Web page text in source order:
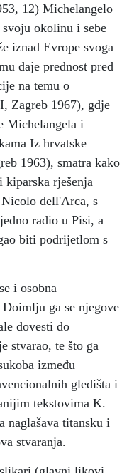
12) Michelangelo
okolinu i sebe
iznad Evrope svoga
daje prednost pred
na temu o
Zagreb 1967), gdje
Michelangela i
Iz hrvatske
1963), smatra kako
rješenja
Nicolo dell'Arca, s
radio u Pisi, a
biti podrijetlom s
i osobna
ga se njegove
dovesti do
stvarao, te što ga
između
gledišta i
tekstovima K.
naglašava titansku i
stvaranja.